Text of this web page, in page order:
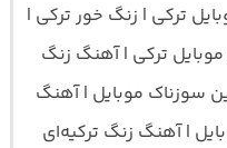
ترکی | زنگ خور ترکی |
ترکی | آهنگ زنگ
سوزناک موبایل | آهنگ
| آهنگ زنگ ترکیه‌ای